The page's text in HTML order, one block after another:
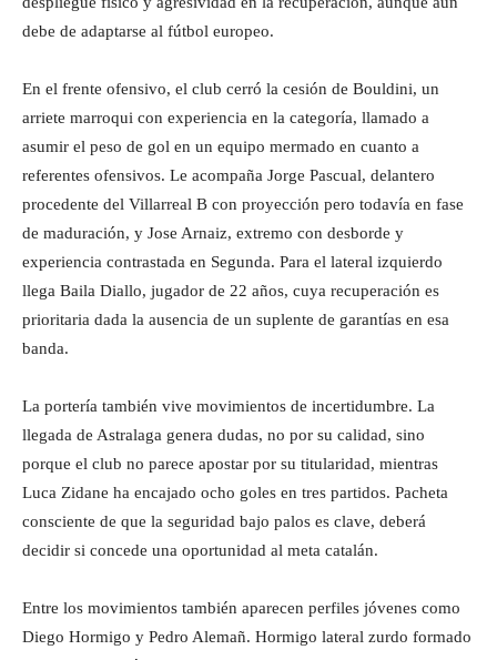
debe de adaptarse al fútbol europeo.
En el frente ofensivo, el club cerró la cesión de Bouldini, un
arriete marroqui con experiencia en la categoría, llamado a
asumir el peso de gol en un equipo mermado en cuanto a
referentes ofensivos. Le acompaña Jorge Pascual, delantero
procedente del Villarreal B con proyección pero todavía en fase
de maduración, y Jose Arnaiz, extremo con desborde y
experiencia contrastada en Segunda. Para el lateral izquierdo
llega Baila Diallo, jugador de 22 años, cuya recuperación es
prioritaria dada la ausencia de un suplente de garantías en esa
banda.
La portería también vive movimientos de incertidumbre. La
llegada de Astralaga genera dudas, no por su calidad, sino
porque el club no parece apostar por su titularidad, mientras
Luca Zidane ha encajado ocho goles en tres partidos. Pacheta
consciente de que la seguridad bajo palos es clave, deberá
decidir si concede una oportunidad al meta catalán.
Entre los movimientos también aparecen perfiles jóvenes como
Diego Hormigo y Pedro Alemañ. Hormigo lateral zurdo formado